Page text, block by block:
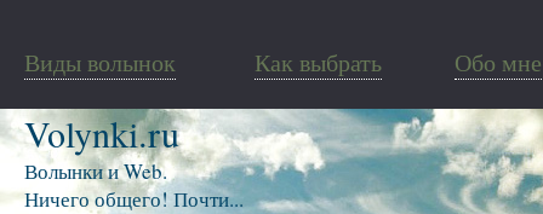
Виды волынок Как выбрать Обо мне
Volynki.ru
Волынки и Web.
Ничего общего! Почти...